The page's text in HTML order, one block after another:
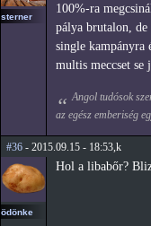
sterner
100%-ra
pálya brutalon,
single kampányra
multis meccset se
Angol tudósok
az egész emberiség
#36 - 2015.09.15 - 18:53,k
ödönke
Hol a libabőr?